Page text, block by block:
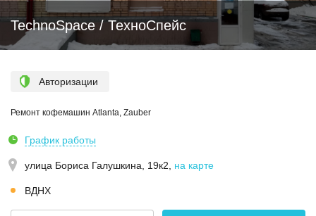
TechnoSpace / ТехноСпейс
Авторизации
Ремонт кофемашин Atlanta, Zauber
График работы
улица Бориса Галушкина, 19к2 на карте
ВДНХ